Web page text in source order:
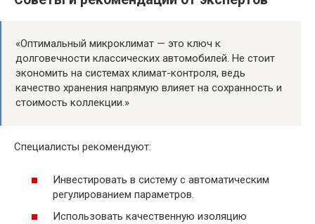
«Оптимальный микроклимат — это ключ к
долговечности классических автомобилей. Не стоит
экономить на системах климат-контроля, ведь
качество хранения напрямую влияет на сохранность и
стоимость коллекции.»
Специалисты рекомендуют:
Инвестировать в систему с автоматическим
регулированием параметров.
Использовать качественную изоляцию